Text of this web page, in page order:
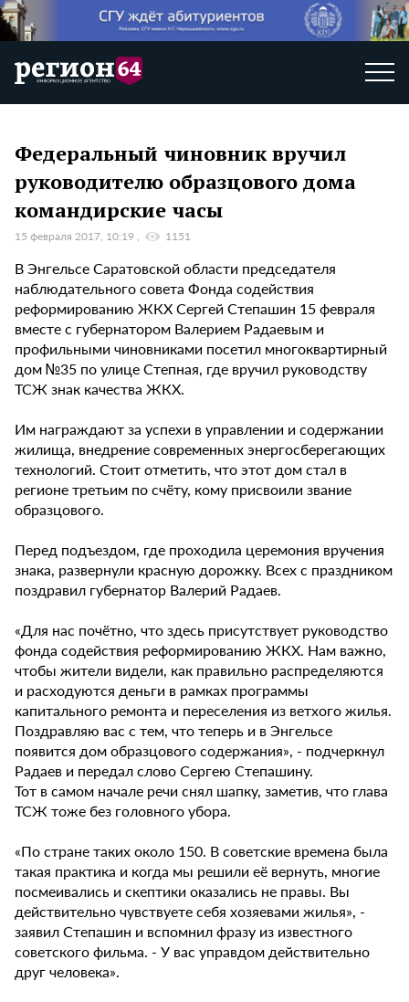
Федеральный чиновник вручил
руководителю образцового дома
командирские часы
15 февраля 2017, 10:19 1151
В Энгельсе Саратовской области председателя
наблюдательного совета Фонда содействия
реформированию ЖКХ Сергей Степашин 15 февраля
вместе с губернатором Валерием Радаевым и
профильными чиновниками посетил многоквартирный
дом №35 по улице Степная, где вручил руководству
ТСЖ знак качества ЖКХ.
Им награждают за успехи в управлении и содержании
жилища, внедрение современных энергосберегающих
технологий. Стоит отметить, что этот дом стал в
регионе третьим по счёту, кому присвоили звание
образцового.
Перед подъездом, где проходила церемония вручения
знака, развернули красную дорожку. Всех с праздником
поздравил губернатор Валерий Радаев.
«Для нас почётно, что здесь присутствует руководство
фонда содействия реформированию ЖКХ. Нам важно,
чтобы жители видели, как правильно распределяются
и расходуются деньги в рамках программы
капитального ремонта и переселения из ветхого жилья.
Поздравляю вас с тем, что теперь и в Энгельсе
появится дом образцового содержания», - подчеркнул
Радаев и передал слово Сергею Степашину.
Тот в самом начале речи снял шапку, заметив, что глава
ТСЖ тоже без головного убора.
«По стране таких около 150. В советские времена была
такая практика и когда мы решили её вернуть, многие
посмеивались и скептики оказались не правы. Вы
действительно чувствуете себя хозяевами жилья», -
заявил Степашин и вспомнил фразу из известного
советского фильма. - У вас управдом действительно
друг человека».